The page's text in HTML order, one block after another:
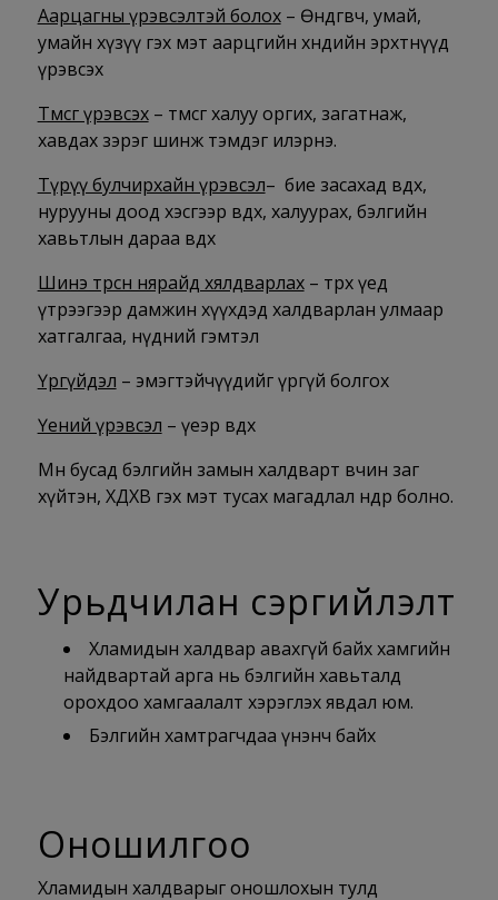
Аарцагны үрэвсэлтэй болох– Өндгөвч, умай,
умайн хүзүү гэх мэт аарцгийн хөндийн эрхтнүүд
үрэвсэх
Төмсөг үрэвсэх– төмсөг халуу оргих, загатнаж,
хавдах зэрэг шинж тэмдэг илэрнэ.
Түрүү булчирхайн үрэвсэл– бие засахад өвдөх,
нурууны доод хэсгээр өвдөх, халуурах, бэлгийн
хавьтлын дараа өвдөх
Шинэ төрсөн нярайд хялдварлах– төрөх үед
үтрээгээр дамжин хүүхдэд халдварлан улмаар
хатгалгаа, нүдний гэмтэл
Үргүйдэл – эмэгтэйчүүдийг үргүй болгох
Үений үрэвсэл – үеэр өвдөх
Мөн бусад бэлгийн замын халдварт өвчин заг
хүйтэн, ХДХВ гэх мэт тусах магадлал өндөр болно.
Урьдчилан сэргийлэлт
Хламидын халдвар авахгүй байх хамгийн
найдвартай арга нь бэлгийн хавьталд
орохдоо хамгаалалт хэрэглэх явдал юм.
Бэлгийн хамтрагчдаа үнэнч байх
Оношилгоо
Хламидын халдварыг оношлохын тулд